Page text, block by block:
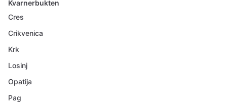
Kvarnerbukten
Cres
Crikvenica
Krk
Losinj
Opatija
Pag